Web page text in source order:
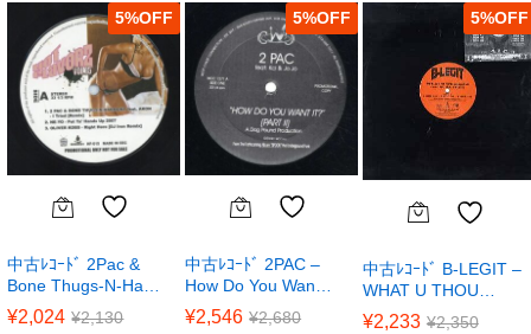
5%
中古ﾚｺｰﾄﾞ 2Pac &
Bone Thugs-N-Ha…
¥2,024 ¥2,130
5%
中古ﾚｺｰﾄﾞ 2PAC –
How Do You Wan…
¥2,546 ¥2,680
5%
中古ﾚｺｰﾄﾞ B-LEGIT –
WHAT U THOU…
¥2,233 ¥2,350